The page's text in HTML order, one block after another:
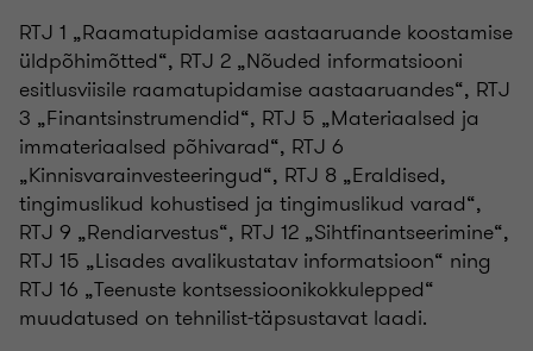
RTJ 1 „Raamatupidamise aastaaruande koostamise
üldpõhimõtted“, RTJ 2 „Nõuded informatsiooni
esitlusviisile raamatupidamise aastaaruandes“, RTJ
3 „Finantsinstrumendid“, RTJ 5 „Materiaalsed ja
immateriaalsed põhivarad“, RTJ 6
„Kinnisvarainvesteeringud“, RTJ 8 „Eraldised,
tingimuslikud kohustised ja tingimuslikud varad“,
RTJ 9 „Rendiarvestus“, RTJ 12 „Sihtfinantseerimine“,
RTJ 15 „Lisades avalikustatav informatsioon“ ning
RTJ 16 „Teenuste kontsessioonikokkulepped“
muudatused on tehnilist-täpsustavat laadi.